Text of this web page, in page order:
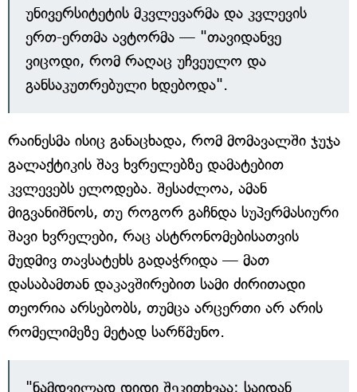
უნივერსიტეტის მკვლევარმა და კვლევის
ერთ-ერთმა ავტორმა — "თავიდანვე
ვიცოდი, რომ რაღაც უჩვეულო და
განსაკუთრებული ხდებოდა".
რაინესმა ისიც განაცხადა, რომ მომავალში ჯუჯა
გალაქტიკის შავ ხვრელებზე დამატებით
კვლევებს ელოდება. შესაძლოა, ამან
მიგვანიშნოს, თუ როგორ გაჩნდა სუპერმასიური
შავი ხვრელები, რაც ასტრონომებისათვის
მუდმივ თავსატეხს გადაჭრიდა — მათ
დასაბამთან დაკავშირებით სამი ძირითადი
თეორია არსებობს, თუმცა არცერთი არ არის
რომელიმეზე მეტად სარწმუნო.
"ნამდვილად დიდი შეკითხვაა: საიდან